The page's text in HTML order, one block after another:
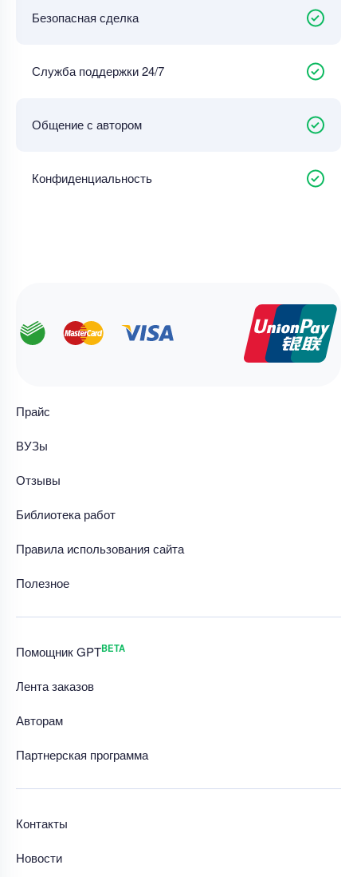
Безопасная сделка
Служба поддержки 24/7
Общение с автором
Конфиденциальность
Прайс
ВУЗы
Отзывы
Библиотека работ
Правила использования сайта
Полезное
Помощник GPTBETA
Лента заказов
Авторам
Партнерская программа
Контакты
Новости